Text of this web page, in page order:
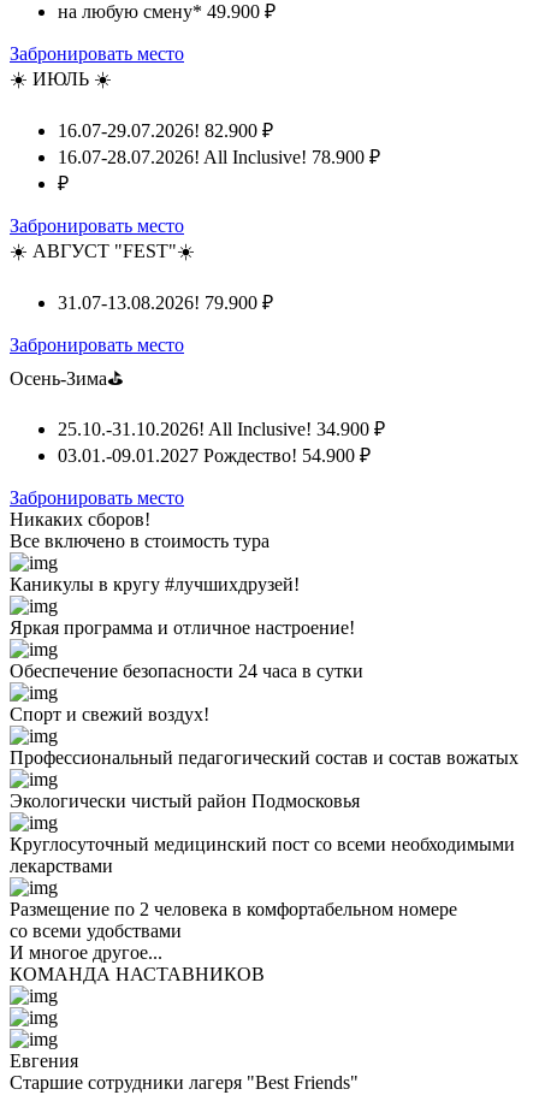
на любую смену* 49.900 ₽
Забронировать место
☀️ ИЮЛЬ ☀️
16.07-29.07.2026! 82.900 ₽
16.07-28.07.2026! All Inclusive! 78.900 ₽
₽
Забронировать место
☀️ АВГУСТ "FEST"☀️
31.07-13.08.2026! 79.900 ₽
Забронировать место
Осень-Зима⛳
25.10.-31.10.2026! All Inclusive! 34.900 ₽
03.01.-09.01.2027 Рождество! 54.900 ₽
Забронировать место
Никаких сборов!
Все включено в стоимость тура
Каникулы в кругу #лучшихдрузей!
Яркая программа и отличное настроение!
Обеспечение безопасности 24 часа в сутки
Спорт и свежий воздух!
Профессиональный педагогический состав и состав вожатых
Экологически чистый район Подмосковья
Круглосуточный медицинский пост со всеми необходимыми
лекарствами
Размещение по 2 человека в комфортабельном номере
со всеми удобствами
И многое другое...
КОМАНДА НАСТАВНИКОВ
Евгения
Старшие сотрудники лагеря "Best Friends"